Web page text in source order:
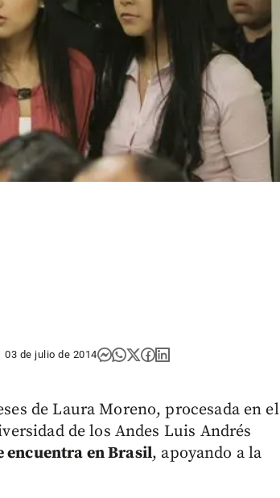
03 de julio de 2014
de Laura Moreno, procesada en el
de los Andes Luis Andrés
encuentra en Brasil, apoyando a la